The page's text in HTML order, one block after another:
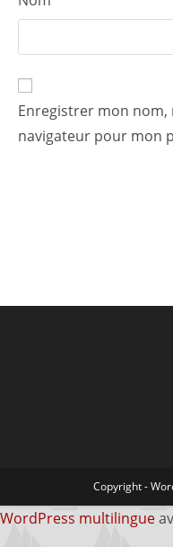
Enregistrer mon nom,
navigateur pour mon
Copyright -
WordPress multilingue